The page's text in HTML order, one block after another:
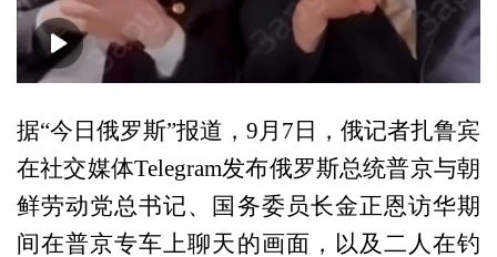
00:00 00:05
据“今日俄罗斯”报道，9月7日，俄记者扎鲁宾
在社交媒体Telegram发布俄罗斯总统普京与朝
鲜劳动党总书记、国务委员长金正恩访华期
间在普京专车上聊天的画面，以及二人在钓